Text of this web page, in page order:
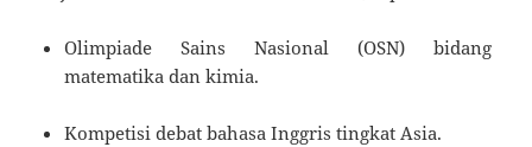
Olimpiade Sains Nasional (OSN) bidang
matematika dan kimia.
Kompetisi debat bahasa Inggris tingkat Asia.